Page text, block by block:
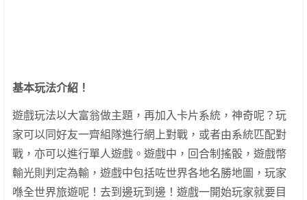
基本玩法介紹！
遊戲玩法以大富翁做主題，再加入卡片系統，神奇呢？玩
家可以同好友一齊組隊進行網上對戰，或者由系統匹配對
戰，亦可以進行單人遊戲。遊戲中，回合制搖骰，遊戲幣
輸光則判定為輸，遊戲中包括咗世界各地名勝地圖，玩家
喺全世界旅遊呢！去到邊玩到邊！遊戲一開始玩家就要目